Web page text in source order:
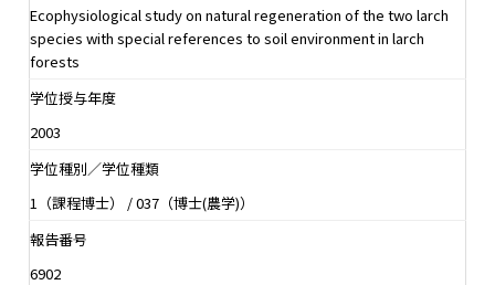
Ecophysiological study on natural regeneration of the two larch
species with special references to soil environment in larch
forests
学位授与年度
2003
学位種別／学位種類
1（課程博士） / 037（博士(農学)）
報告番号
6902